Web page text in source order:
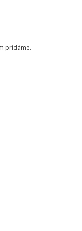
pridáme.